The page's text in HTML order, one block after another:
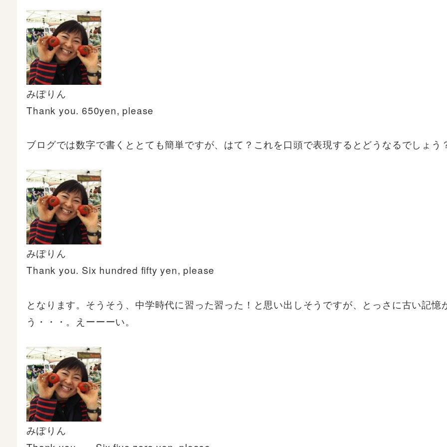
みぽりん
Thank you. 650yen, please
ブログでは数字で書くととても簡単ですが、はて？これを口頭で表現するとどうなるでしょう
みぽりん
Thank you. Six hundred fifty yen, please
となります。そうそう、中学時代に習った習った！と思い出しそうですが、とっさに古い記
う・・・。えーーーい。
みぽりん